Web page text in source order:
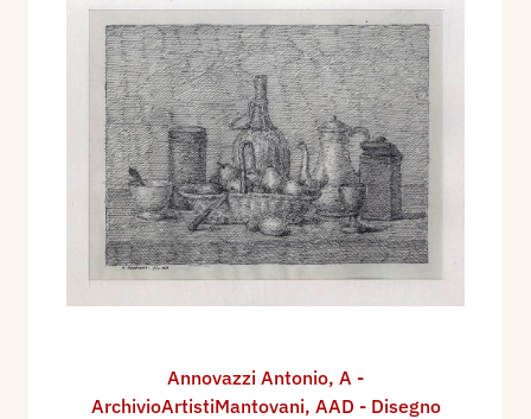
Annovazzi Antonio, A -
ArchivioArtistiMantovani, AAD - Disegno